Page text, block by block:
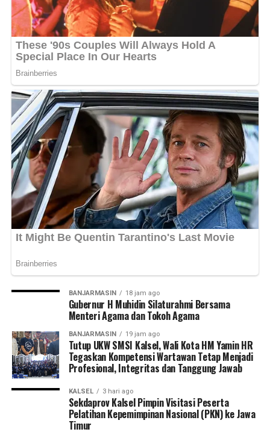
Daerah maupun Instansi Vertikal kepada masyarakat luas.
Dukungan penuh terhadap Opini Ombudsman RI diutarakan
pula oleh Pemerintah Provinsi Kalimantan Selatan.
Mewakili Gubernur Kalsel, Asisten Administrasi Umum
Sekretariat Daerah Kalsel, Dinansyah, menyampaikan kata
sambutan. Bahwa Pemerintah Provinsi Kalimantan Selatan
berkomitmen penuh untuk terus bersinergi dengan
Ombudsman guna memastikan tata kelola pemerintahan
berjalan secara prima dan berorientasi pada kepuasan
masyarakat serta memberikan pelayanan yang berkualitas,
profesional, dan berkeadilan bagi masyarakat.
Untuk memberikan pemahaman mendalam terkait penilaian
maladministrasi tahun 2026, kegiatan sosialisasi
menghadirkan Hadi Rahman, Kepala Perwakilan
Ombudsman Kalsel, yang menyampaikan gambaran umum
strategis, serta urgensi penilaian maladministrasi sebagai
Instansi Vertikal. Dilanjutkan dengan paparan oleh Maulana
Achmadi selaku Kepala Keasistenan Pencegahan
Maladministrasi Ombudsman Kalsel terkait teknis
penilaian maladministrasi, antara lain unsur penilaian, bukti
dukung dan peran narahubung.
dan mendapat antusiasme yang tinggi dari para peserta
yang berasal dari jajaran Pemerintah Daerah, Kantor
Pertanahan, Polresta/Polres, dan Kantor Imigrasi se
BANJARMASIN 18 jam ago
Gubernur H Muhidin Silaturahmi Bersama
Menteri Agama dan Tokoh Agama
BANJARMASIN 19 jam ago
Tutup UKW SMSI Kalsel, Wali Kota HM Yamin HR
Tegaskan Kompetensi Wartawan Tetap Menjadi
Profesional, Integritas dan Tanggung Jawab
KALSEL 3 hari ago
Sekdaprov Kalsel Pimpin Visitasi Peserta
Pelatihan Kepemimpinan Nasional (PKN) ke Jawa
Timur